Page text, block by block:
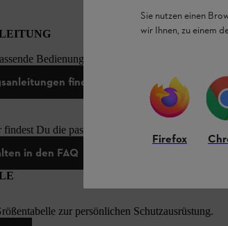
Bedienungsanleitungen zu unseren STIHL
finden
Du die passenden Antworten zu den
in den FAQ
zur persönlichen Schutzausrüstung.
Sie nutzen einen
wir Ihnen, zu einem
Firefox